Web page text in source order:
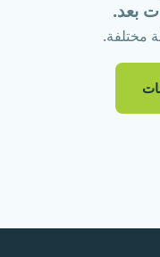
بعد.
مختلفة.